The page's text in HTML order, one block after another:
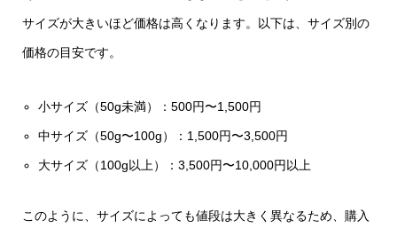
サイズが大きいほど価格は高くなります。以下は、サイズ別の
価格の目安です。
小サイズ（50g未満）：500円〜1,500円
中サイズ（50g〜100g）：1,500円〜3,500円
大サイズ（100g以上）：3,500円〜10,000円以上
このように、サイズによっても値段は大きく異なるため、購入